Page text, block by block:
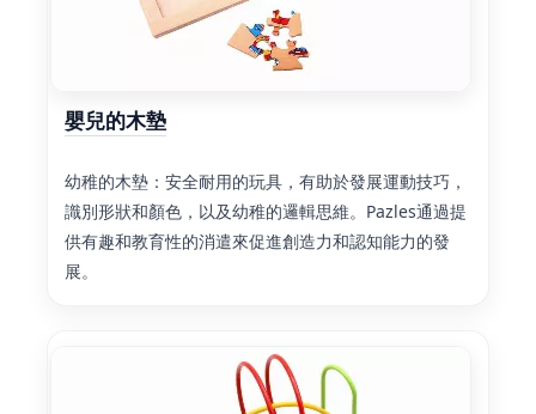
嬰兒的木墊
幼稚的木墊：安全耐用的玩具，有助於發展運動技巧，
識別形狀和顏色，以及幼稚的邏輯思維。Pazles通過提
供有趣和教育性的消遣來促進創造力和認知能力的發
展。